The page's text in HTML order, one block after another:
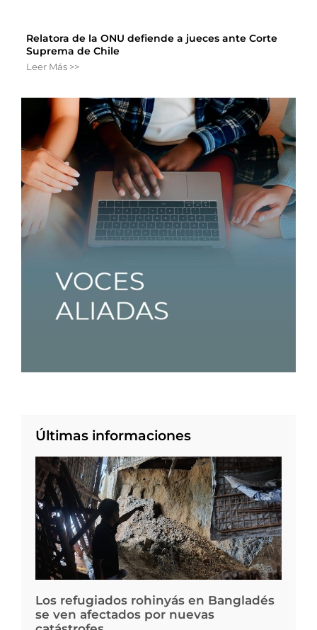
Relatora de la ONU defiende a jueces ante Corte
Suprema de Chile
Leer Más >>
Últimas informaciones
Los refugiados rohinyás en Bangladés
se ven afectados por nuevas